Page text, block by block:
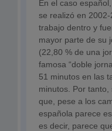
En el caso
se realizó en
trabajo dentro y
mayor parte de su
(22,80 % de una
famosa “doble
51 minutos en las
minutos. Por
que, pese a los
española parece
es decir, parece